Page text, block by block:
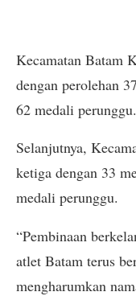
Kecamatan Batam
dengan perolehan
62 medali perunggu.
Selanjutnya,
ketiga dengan 33
medali perunggu.
“Pembinaan
atlet Batam terus
mengharumkan